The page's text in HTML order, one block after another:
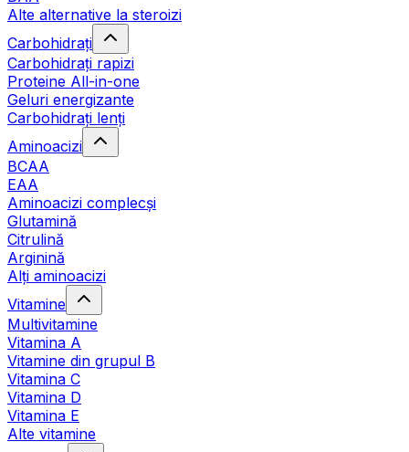
Alte alternative la steroizi
Carbohidrați
Carbohidrați rapizi
Proteine All-in-one
Geluri energizante
Carbohidrați lenți
Aminoacizi
BCAA
EAA
Aminoacizi complecși
Glutamină
Citrulină
Arginină
Alți aminoacizi
Vitamine
Multivitamine
Vitamina A
Vitamine din grupul B
Vitamina C
Vitamina D
Vitamina E
Alte vitamine